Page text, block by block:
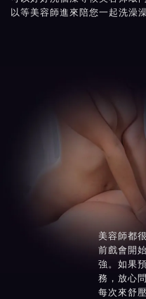
以等美容師進來陪您一起洗澡澡
美容師都
前戲會開
強。如果
務，放心
每次來舒